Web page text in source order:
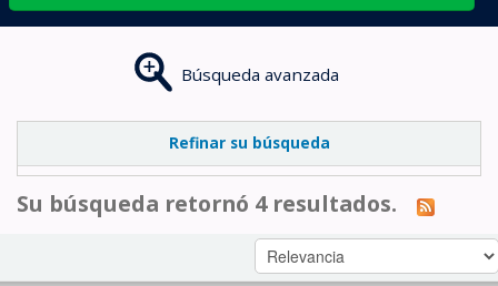
Búsqueda avanzada
Refinar su búsqueda
Su búsqueda retornó 4 resultados.